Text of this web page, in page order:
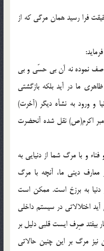
فرا رسيد همان مرگي كه از
نموده نه آن بي حسّي و بي
ما در آيد بلكه بازگشتي
و ورود به نشأه ديگر (آخرت)
از پيامبر اكرم(ص) نقل شده آنحضرت
و با مرگ شما از دنيايي به
مي شويد.[2] پس در معارف ديني ما، آنچه با مرگ
دنيا به برزخ است. ممكن است
اختلالاتي در سيستم داخلي
بيفتد صِرف ايست قلبي دليل بر
مرگ بر اين چنين حالاتي